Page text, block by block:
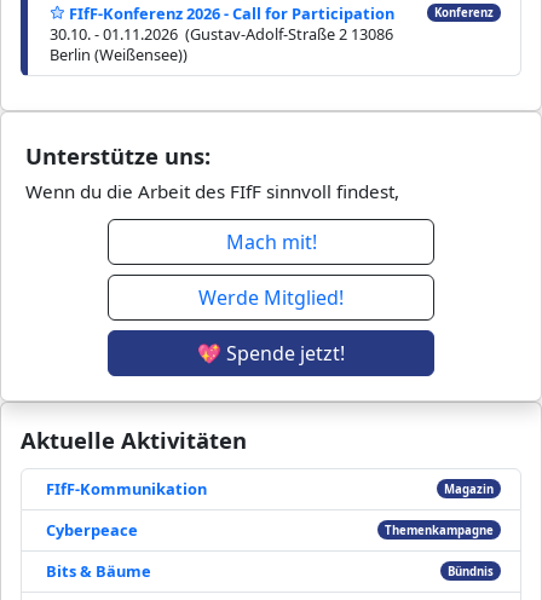
FIfF-Konferenz 2026 - Call for Participation
30.10. - 01.11.2026 (Gustav-Adolf-Straße 2 13086
Berlin (Weißensee))
Konferenz
Aktuelle Aktivitäten
FIfF-Kommunikation Magazin
Cyberpeace Themenkampagne
Bits & Bäume Bündnis
Unterstütze uns:
Wenn du die Arbeit des FIfF sinnvoll findest,
Mach mit!
Werde Mitglied!
💖 Spende jetzt!